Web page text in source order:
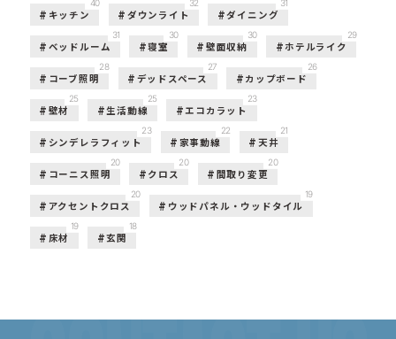
キッチン
40
ダウンライト
32
ダイニング
31
ベッドルーム
31
寝室
30
壁面収納
30
ホテルライク
29
コーブ照明
28
デッドスペース
27
カップボード
26
壁材
25
生活動線
25
エコカラット
23
シンデレラフィット
23
家事動線
22
天井
21
コーニス照明
20
クロス
20
間取り変更
20
アクセントクロス
20
ウッドパネル・ウッドタイル
19
床材
19
玄関
18